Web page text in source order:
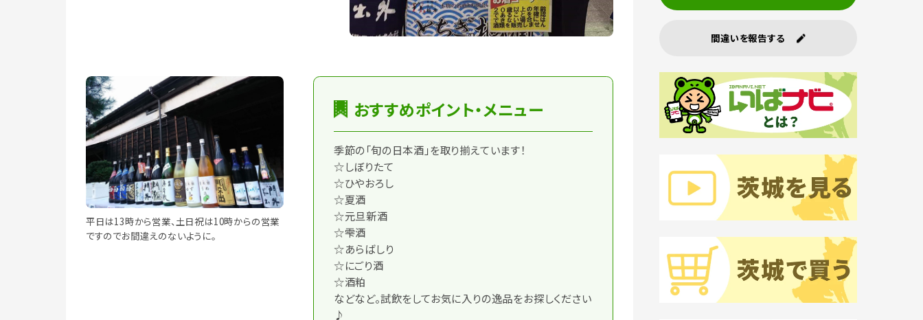
平日は13時から営業、土日祝は10時からの営業
ですのでお間違えのないように。
おすすめポイント・メニュー
季節の「旬の日本酒」を取り揃えています！
☆しぼりたて
☆ひやおろし
☆夏酒
☆元旦新酒
☆雫酒
☆あらばしり
☆にごり酒
☆酒粕
などなど。試飲をしてお気に入りの逸品をお探しください
♪
間違いを報告する